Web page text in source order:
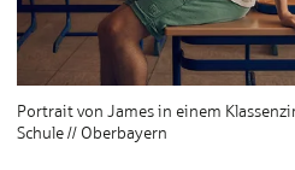
Portrait von James in einem
Schule // Oberbayern